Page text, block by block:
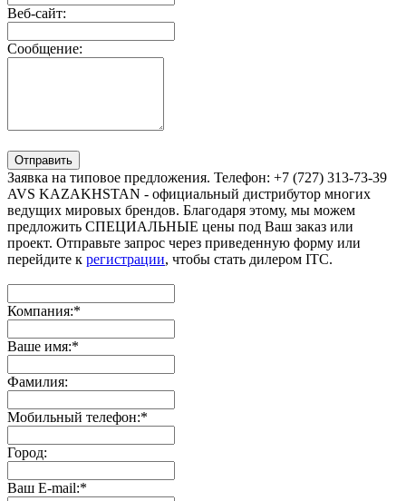
Веб-сайт:
Сообщение:
Отправить
Заявка на типовое предложения. Телефон: +7 (727) 313-73-39
AVS KAZAKHSTAN - официальный дистрибутор многих
ведущих мировых брендов. Благодаря этому, мы можем
предложить СПЕЦИАЛЬНЫЕ цены под Ваш заказ или
проект. Отправьте запрос через приведенную форму или
перейдите к регистрации, чтобы стать дилером ITC.
Компания:*
Ваше имя:*
Фамилия:
Мобильный телефон:*
Город:
Ваш E-mail:*